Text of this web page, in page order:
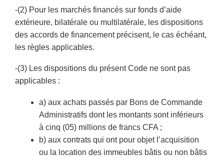
-(2) Pour les marchés financés sur fonds d’aide
extérieure, bilatérale ou multilatérale, les dispositions
des accords de financement précisent, le cas échéant,
les règles applicables.
-(3) Les dispositions du présent Code ne sont pas
applicables :
a) aux achats passés par Bons de Commande
Administratifs dont les montants sont inférieurs
à cinq (05) millions de francs CFA ;
b) aux contrats qui ont pour objet l’acquisition
ou la location des immeubles bâtis ou non bâtis